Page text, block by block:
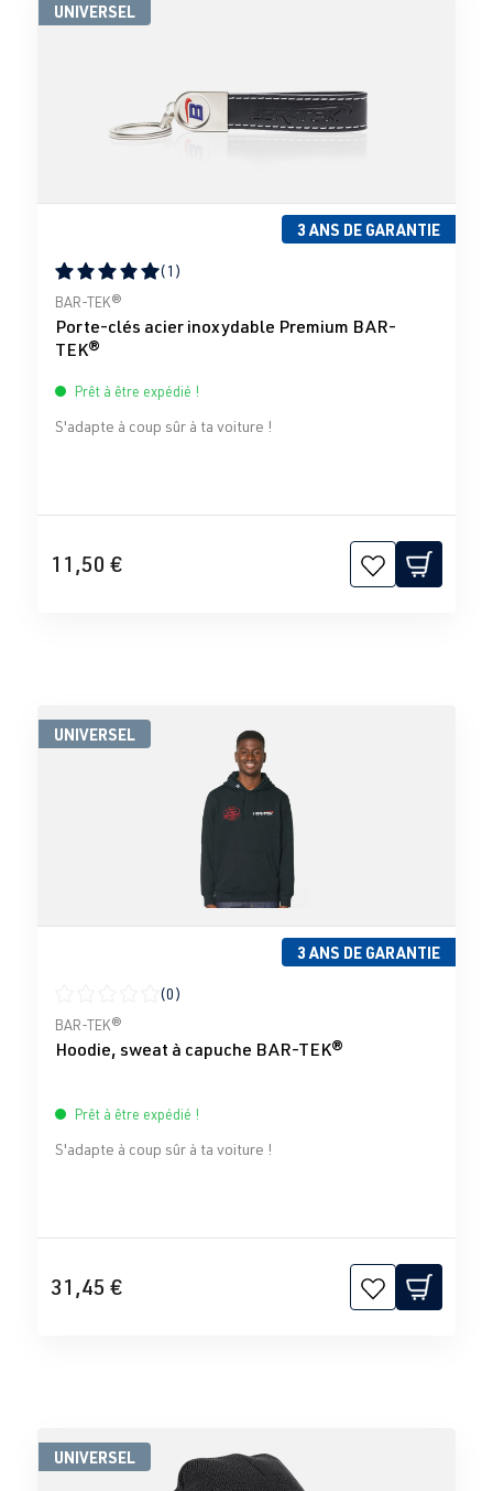
UNIVERSEL
3 ANS DE GARANTIE
Note moyenne de 5 sur 5 étoiles
(1)
BAR-TEK®
Porte-clés acier inoxydable Premium BAR-
TEK®
Prêt à être expédié !
S'adapte à coup sûr à ta voiture !
11,50 €
UNIVERSEL
3 ANS DE GARANTIE
Note moyenne de 0 sur 5 étoiles
(0)
BAR-TEK®
Hoodie, sweat à capuche BAR-TEK®
Prêt à être expédié !
S'adapte à coup sûr à ta voiture !
31,45 €
UNIVERSEL